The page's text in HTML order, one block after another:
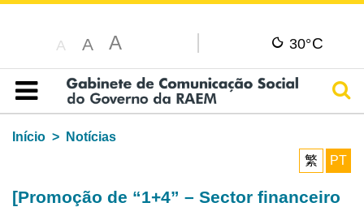
A A A 30°C
Índice
Início
Notícias
繁
PT
[Promoção de “1+4” – Sector financeiro